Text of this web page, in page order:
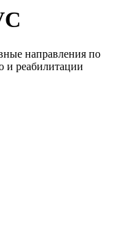
направления по
и реабилитации